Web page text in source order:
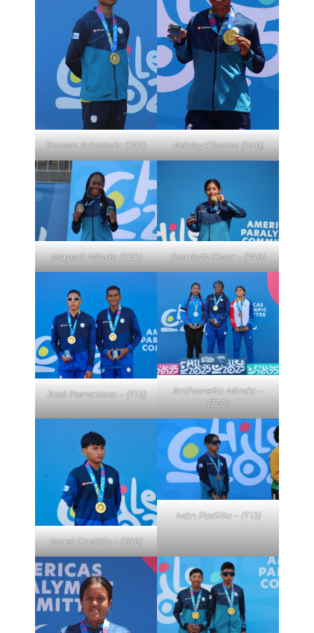
Steven Arboleda (T47) Ashley Cheme (F46)
Mayerli Minda (T20) Scarleth Coca – (T46)
José Pomatoca – (T12)
Anthonella Minda –
(T20)
Israel Castillo – (T46)
Iván Padilla – (T13)